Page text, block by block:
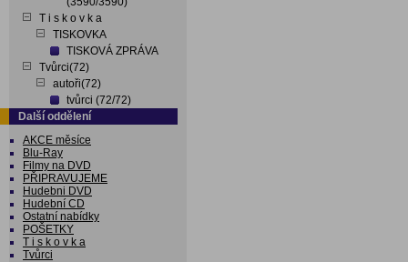
T i s k o v k a
TISKOVKA
TISKOVÁ ZPRÁVA
Tvůrci(72)
autoři(72)
tvůrci (72/72)
Další oddělení
AKCE měsíce
Blu-Ray
Filmy na DVD
PŘIPRAVUJEME
Hudebni DVD
Hudební CD
Ostatní nabídky
POŠETKY
T i s k o v k a
Tvůrci